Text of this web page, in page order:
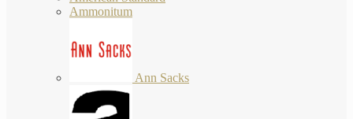
Ammonitum
Ann Sacks